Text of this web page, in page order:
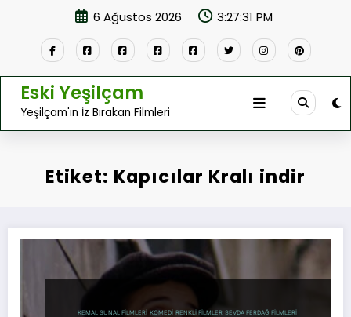
6 Ağustos 2026 3:27:31 PM
Eski Yeşilçam
Yeşilçam'ın İz Bırakan Filmleri
Etiket: Kapıcılar Kralı indir
KEMAL SUNAL FILMLERI KOMEDI RENKLI FILMLER SEVDA FERDAĞ FILMLERI